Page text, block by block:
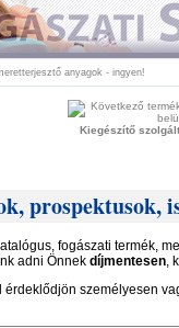
anyagok - ingyen!
Kiegészítő
prospektusok,
fogászati termék,
adni Önnek díjmentesen ,
személyesen